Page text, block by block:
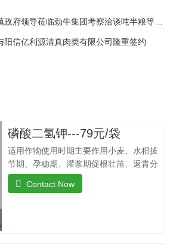
阳信亿利源清真肉类有限公司隆重签约
磷酸二氢钾---79元/袋
适用作物使用时期主要作用小麦、水稻拔
节期、孕穗期、灌浆期促根壮苗、返青分
穗快、改善黄叶、干尖、丛矮现象、抗倒
伏，提高干粒重。瓜果、蔬菜移载后团棵
Contact Now